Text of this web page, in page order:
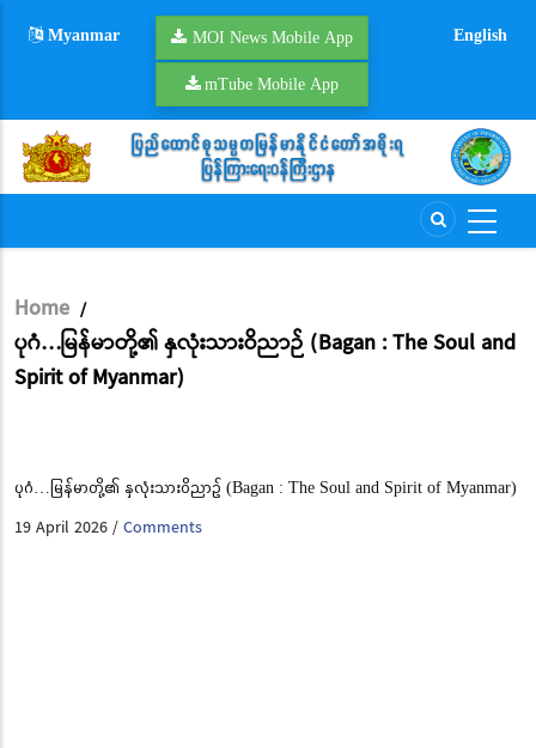
Myanmar MOI News Mobile App
mTube Mobile App
English
Breadcrumb
Home /
ပုဂံ…မြန်မာတို့၏ နှလုံးသားဝိညာဉ် (Bagan : The Soul and
Spirit of Myanmar)
ပုဂံ…မြန်မာတို့၏ နှလုံးသားဝိညာဉ် (Bagan : The Soul and Spirit of Myanmar)
19 April 2026/Comments